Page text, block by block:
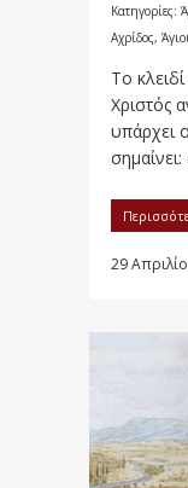
Κατηγορίες:
Αχρίδος,
Το
Χριστός
υπάρχει
29